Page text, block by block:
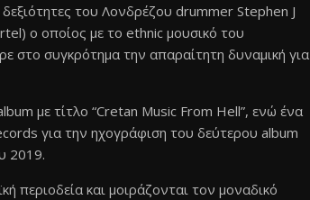
του Λονδρέζου drummer Stephen J
ο οποίος με το ethnic μουσικό του
στο συγκρότημα την απαραίτητη δυναμική για
με τίτλο “Cretan Music From Hell”, ενώ ένα
για την ηχογράφιση του δεύτερου album
2019.
περιοδεία και μοιράζονται τον μοναδικό